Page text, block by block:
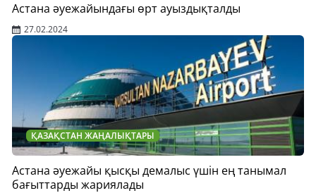
Астана әуежайындағы өрт ауыздықталды
27.02.2024
ҚАЗАҚСТАН ЖАҢАЛЫҚТАРЫ
Астана әуежайы қысқы демалыс үшін ең танымал
бағыттарды жариялады